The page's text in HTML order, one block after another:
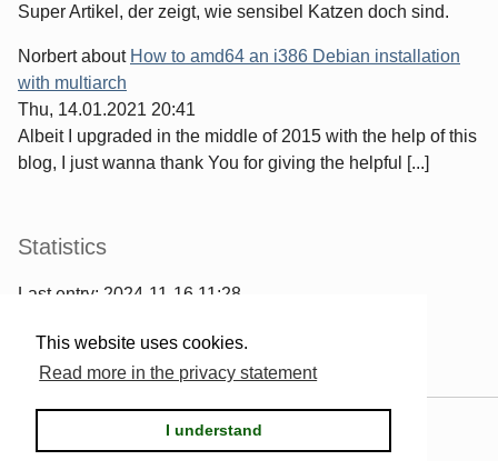
This website uses cookies.
Read more in the privacy statement
I understand
Super Artikel, der zeigt, wie sensibel Katzen doch sind.
Norbertabout How to amd64 an i386 Debian installation
with multiarch
Thu, 14.01.2021 20:41
Albeit I upgraded in the middle of 2015 with the help of this
blog, I just wanna thank You for giving the helpful [...]
Statistics
Last entry: 2024-11-16 11:28
2567comments have been made
Serendipity & the theme.